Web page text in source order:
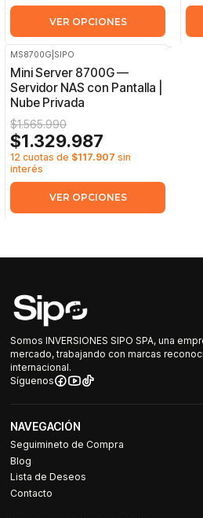
VER OPCIONES
OFF
MS8700G SIPO
Mini Server 8700G —
Servidor NAS con Pantalla |
Nube Privada
$1.565.990
$1.329.987
12 cuotas de $117.907 sin
interés
VER OPCIONES
Somos INVERSIONES SIPO SPA, una
mercado, trabajando con marcas
internacional.
Síguenos
NAVEGACIÓN
Seguimineto de Compra
Blog
Lista de Deseos
Contacto